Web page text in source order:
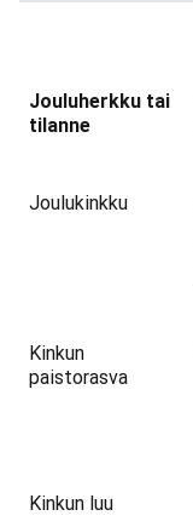
Jouluherkku tai
tilanne
Joulukinkku
Kinkun
paistorasva
Kinkun luu